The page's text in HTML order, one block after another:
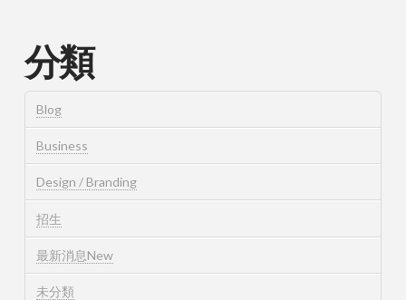
分類
Blog
Business
Design / Branding
招生
最新消息New
未分類